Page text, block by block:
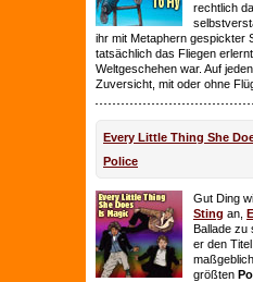
rechtlich
ihr mit Metaphern gespickter
tatsächlich das Fliegen
Weltgeschehen war. Auf
Zuversicht, mit oder ohne
Every Little Thing She
Police
Gut Ding
Sting an,
Ballade zu
er den
größten